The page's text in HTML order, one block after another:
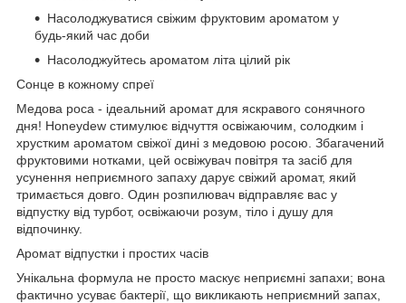
Насолоджуватися свіжим фруктовим ароматом у
будь-який час доби
Насолоджуйтесь ароматом літа цілий рік
Сонце в кожному спреї
Медова роса - ідеальний аромат для яскравого сонячного
дня! Honeydew стимулює відчуття освіжаючим, солодким і
хрустким ароматом свіжої дині з медовою росою. Збагачений
фруктовими нотками, цей освіжувач повітря та засіб для
усунення неприємного запаху дарує свіжий аромат, який
тримається довго. Один розпилювач відправляє вас у
відпустку від турбот, освіжаючи розум, тіло і душу для
відпочинку.
Аромат відпустки і простих часів
Унікальна формула не просто маскує неприємні запахи; вона
фактично усуває бактерії, що викликають неприємний запах,